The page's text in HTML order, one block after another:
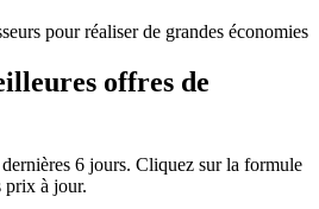
pour réaliser de grandes économies
offres de
6 jours. Cliquez sur la formule
prix à jour.